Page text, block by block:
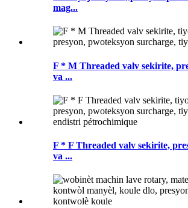
mag...
F * M Threaded valv sekirite,
va ...
F * F Threaded valv sekirite,
va ...